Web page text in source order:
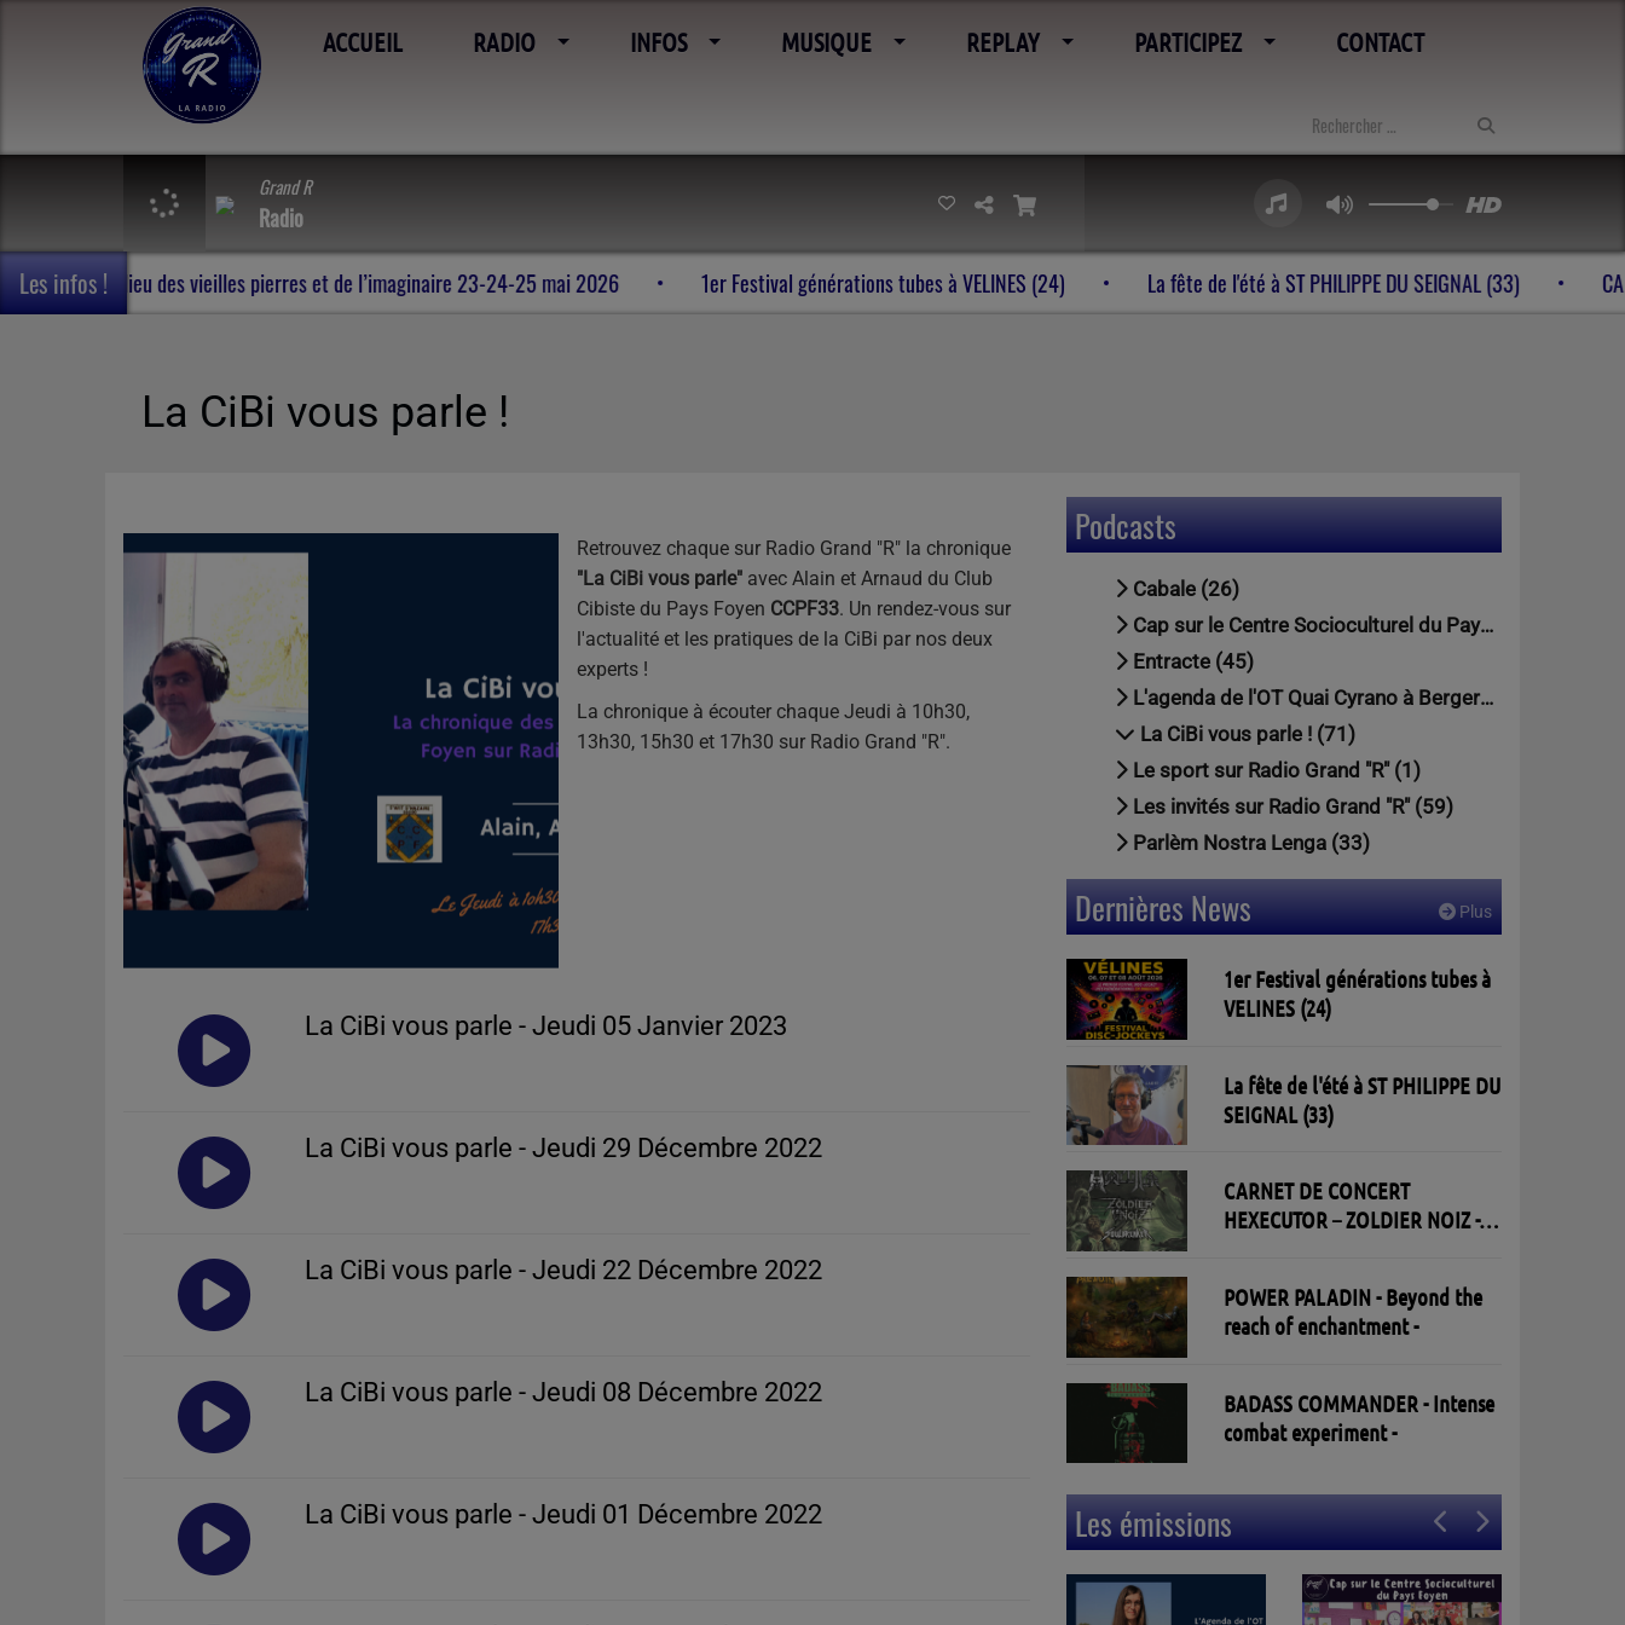
ACCUEIL RADIO INFOS MUSIQUE REPLAY PARTICIPEZ CONTACT
Grand R
Radio
Les infos !
voyage en Terres de Rohan , au milieu des vieilles pierres et de l’imaginaire 23-24-25 mai 2026 1er Festival générations tubes à VELINES (24) La fête de l'été à ST PHILIPPE DU
La CiBi vous parle !
Retrouvez chaque sur Radio Grand "R" la chronique
"La CiBi vous parle" avec Alain et Arnaud du Club
Cibiste du Pays Foyen CCPF33. Un rendez-vous sur
l'actualité et les pratiques de la CiBi par nos deux
experts !
La chronique à écouter chaque Jeudi à 10h30,
13h30, 15h30 et 17h30 sur Radio Grand "R".
La CiBi vous parle - Jeudi 05 Janvier 2023
La CiBi vous parle - Jeudi 29 Décembre 2022
La CiBi vous parle - Jeudi 22 Décembre 2022
La CiBi vous parle - Jeudi 08 Décembre 2022
La CiBi vous parle - Jeudi 01 Décembre 2022
Podcasts
Cabale (26)
Cap sur le Centre Socioculturel du Pays Foyen (79)
Entracte (45)
L'agenda de l'OT Quai Cyrano à Bergerac (1)
La CiBi vous parle ! (71)
Le sport sur Radio Grand "R" (1)
Les invités sur Radio Grand "R" (59)
Parlèm Nostra Lenga (33)
Plus
Dernières News
1er Festival générations tubes à
VELINES (24)
La fête de l'été à ST PHILIPPE DU
SEIGNAL (33)
CARNET DE CONCERT
HEXECUTOR – ZOLDIER NOIZ -
POWER PALADIN - Beyond the
reach of enchantment -
BADASS COMMANDER - Intense
combat experiment -
Les émissions